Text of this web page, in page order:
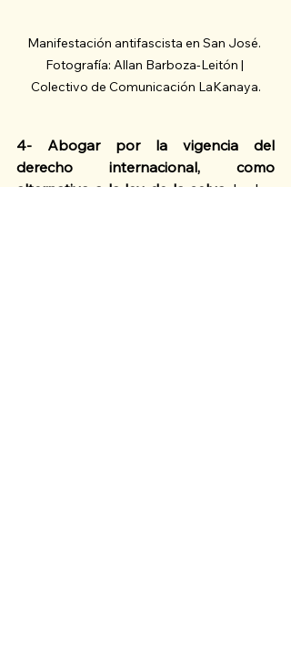
Manifestación antifascista en San José.
Fotografía: Allan Barboza-Leitón |
Colectivo de Comunicación LaKanaya.
4- Abogar por la vigencia del
derecho internacional, como
alternativa a la ley de la selva. La ley